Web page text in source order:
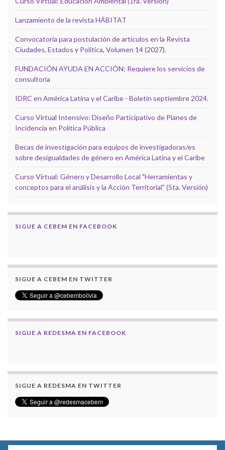
Lanzamiento de la revista HÁBITAT
Convocatoria para postulación de artículos en la Revista
Ciudades, Estados y Política, Volumen 14 (2027).
FUNDACIÓN AYUDA EN ACCIÓN: Requiere los servicios de
consultoría
IDRC en América Latina y el Caribe - Boletín septiembre 2024.
Curso Virtual Intensivo: Diseño Participativo de Planes de
Incidencia en Política Pública
Becas de investigación para equipos de investigadoras/es
sobre desigualdades de género en América Latina y el Caribe
Curso Virtual: Género y Desarrollo Local "Herramientas y
conceptos para el análisis y la Acción Territorial" (5ta. Versión)
SIGUE A CEBEM EN FACEBOOK
SIGUE A CEBEM EN TWITTER
SIGUE A REDESMA EN FACEBOOK
SIGUE A REDESMA EN TWITTER